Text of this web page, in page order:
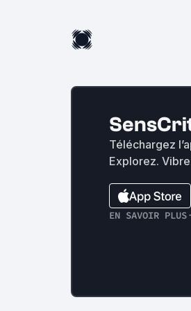
Téléchargez
Explorez.
EN SAVOIR PLUS